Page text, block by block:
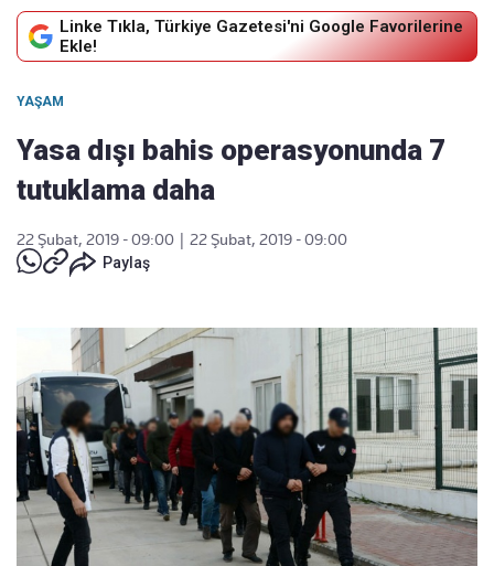
Linke Tıkla, Türkiye Gazetesi'ni Google Favorilerine
Ekle!
YAŞAM
Yasa dışı bahis operasyonunda 7
tutuklama daha
22 Şubat, 2019 - 09:00
22 Şubat, 2019 - 09:00
Paylaş